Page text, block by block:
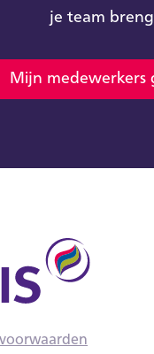
je team
Mijn medewerkers